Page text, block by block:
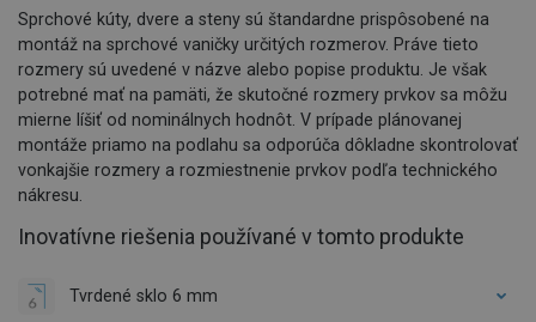
Sprchové kúty, dvere a steny sú štandardne prispôsobené na
montáž na sprchové vaničky určitých rozmerov. Práve tieto
rozmery sú uvedené v názve alebo popise produktu. Je však
potrebné mať na pamäti, že skutočné rozmery prvkov sa môžu
mierne líšiť od nominálnych hodnôt. V prípade plánovanej
montáže priamo na podlahu sa odporúča dôkladne skontrolovať
vonkajšie rozmery a rozmiestnenie prvkov podľa technického
nákresu.
Inovatívne riešenia používané v tomto produkte
Tvrdené sklo 6 mm